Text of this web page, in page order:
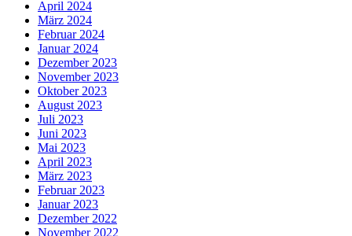
April 2024
März 2024
Februar 2024
Januar 2024
Dezember 2023
November 2023
Oktober 2023
August 2023
Juli 2023
Juni 2023
Mai 2023
April 2023
März 2023
Februar 2023
Januar 2023
Dezember 2022
November 2022